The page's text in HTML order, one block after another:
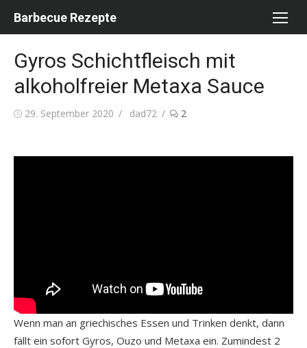
Barbecue Rezepte
Gyros Schichtfleisch mit
alkoholfreier Metaxa Sauce
Posted
29. September 2020 Author
dad72 2
Wenn man an griechisches Essen und Trinken denkt, dann
fällt ein sofort Gyros, Ouzo und Metaxa ein. Zumindest 2